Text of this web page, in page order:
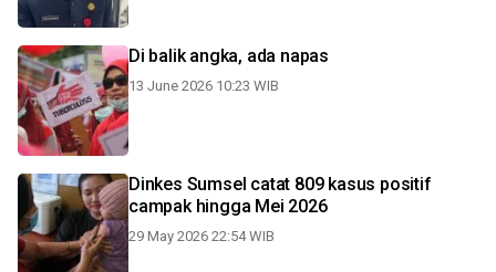
Di balik angka, ada napas
13 June 2026 10:23 WIB
Dinkes Sumsel catat 809 kasus positif
campak hingga Mei 2026
29 May 2026 22:54 WIB